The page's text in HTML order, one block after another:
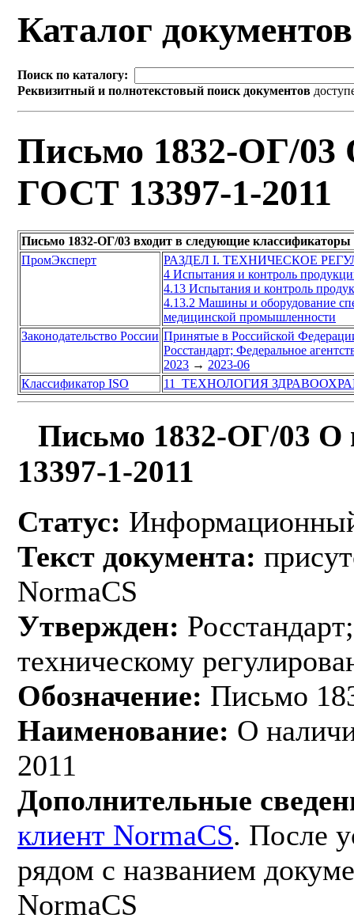
Каталог
Поиск по каталогу:
Реквизитный и полнотекстовый поиск документов
Письмо 1832-ОГ/03
ГОСТ 13397-1-2011
Письмо 1832-ОГ/03 входит в следующие классификаторы
ПромЭксперт
РАЗДЕЛ I. ТЕХНИЧЕСКОЕ
4 Испытания и контроль
4.13 Испытания и контроль
4.13.2 Машины и оборудование
медицинской промышленности
Законодательство России Принятые в Российской
Росстандарт; Федеральное
2023 → 2023-06
Классификатор ISO
11 ТЕХНОЛОГИЯ
Письмо 1832-ОГ/03 О
13397-1-2011
Статус:
Текст документа:
NormaCS
Утвержден:
техническому
Обозначение: Письмо
Наименование: О
2011
Дополнительные
клиент NormaCS. После
рядом с названием
NormaCS